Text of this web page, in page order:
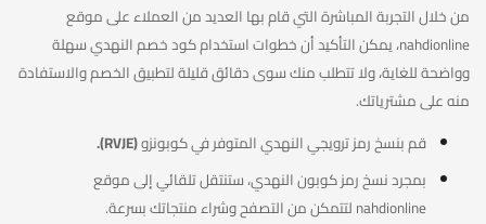
من خلال التجربة المباشرة التي قام بها العديد من العملاء على موقع
nahdionline، يمكن التأكيد أن خطوات استخدام كود خصم النهدي سهلة
وواضحة للغاية، ولا تتطلب منك سوى دقائق قليلة لتطبيق الخصم والاستفادة
منه على مشترياتك.
قم بنسخ رمز ترويجي النهدي المتوفر في كوبونزو(RVJE).
بمجرد نسخ رمز كوبون النهدي، ستنتقل تلقائي إلى موقع
nahdionline لتتمكن من التصفح وشراء منتجاتك بسرعة.